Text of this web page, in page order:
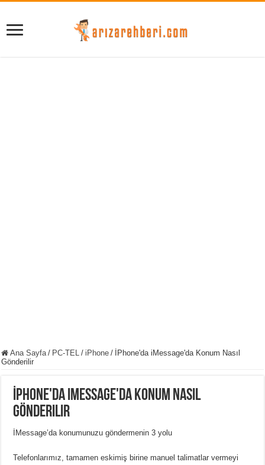
Ana Sayfa / PC-TEL / iPhone / İPhone'da iMessage'da Konum Nasıl
Gönderilir
İPhone'da iMessage'da Konum Nasıl
Gönderilir
İMessage’da konumunuzu göndermenin 3 yolu
Telefonlarımız, tamamen eskimiş birine manuel talimatlar vermeyi